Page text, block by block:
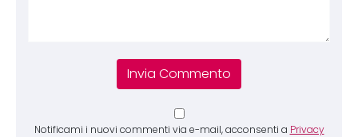
Notificami i nuovi commenti via e-mail, acconsenti a Privacy